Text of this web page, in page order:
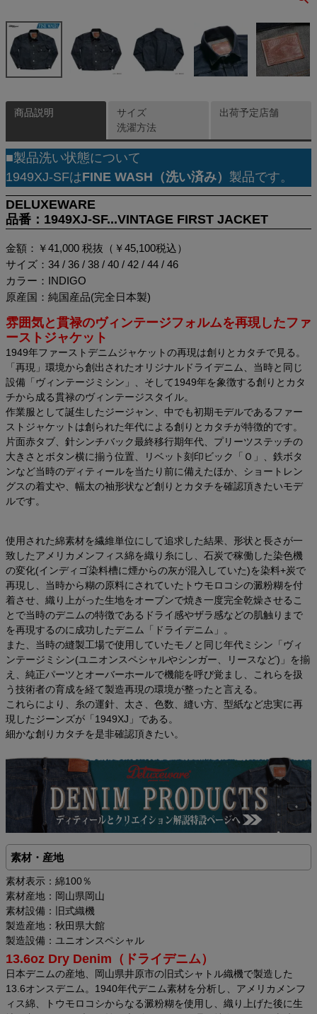
商品説明
■製品洗い状態について
1949XJ-SFはFINE WASH（洗い済み） 製品です。
DELUXEWARE
品番：1949XJ-SF...VINTAGE FIRST JACKET
金額：￥41,000 税抜（￥45,100税込）
サイズ：34 / 36 / 38 / 40 / 42 / 44 / 46
カラー：INDIGO
原産国：純国産品(完全日本製)
雰囲気と貫禄のヴィンテージフォルムを再現したファ
ーストジャケット
1949年ファーストデニムジャケットの再現は創りとカタチで見る。
「再現」環境から創出されたオリジナルドライデニム、当時と同じ
設備「ヴィンテージミシン」、そして1949年を象徴する創りとカタ
チから成る貫禄のヴィンテージスタイル。
作業服として誕生したジージャン、中でも初期モデルであるファー
ストジャケットは創られた年代による創りとカタチが特徴的です。
片面赤タブ、針シンチバック最終移行期年代、プリーツステッチの
大きさとボタン横に揃う位置、リベット刻印ビック「Ｏ」、鉄ボタ
ンなど当時のディティールを当たり前に備えたほか、ショートレン
グスの着丈や、幅太の袖形状など創りとカタチを確認頂きたいモデ
ルです。
使用された綿素材を繊維単位にして追求した結果、形状と長さが一
致したアメリカメンフィス綿を織り糸にし、石炭で稼働した染色機
の変化(インディゴ染料槽に煙からの灰が混入していた)を染料+炭で
再現し、当時から糊の原料にされていたトウモロコシの澱粉糊を付
着させ、織り上がった生地をオーブンで焼き一度完全乾燥させるこ
とで当時のデニムの特徴であるドライ感やザラ感などの肌触りまで
を再現するのに成功したデニム「ドライデニム」。
また、当時の縫製工場で使用していたモノと同じ年代ミシン「ヴィ
ンテージミシン(ユニオンスペシャルやシンガー、リースなど)」を揃
え、純正パーツとオーバーホールで機能を呼び覚まし、これらを扱
う技術者の育成を経て製造再現の環境が整ったと言える。
これらにより、糸の運針、太さ、色数、縫い方、型紙など忠実に再
現したジーンズが「1949XJ」である。
細かな創りカタチを是非確認頂きたい。
素材・産地
素材表示：綿100％
素材産地：岡山県岡山
素材設備：旧式織機
製造産地：秋田県大館
製造設備：ユニオンスペシャル
13.6oz Dry Denim（ドライデニム）
日本デニムの産地、岡山県井原市の旧式シャトル織機で製造した
13.6オンスデニム。1940年代デニム素材を分析し、アメリカメンフ
ィス綿、トウモロコシからなる澱粉糊を使用し、織り上げた後に生
サイズ
洗濯方法
出荷予定店舗